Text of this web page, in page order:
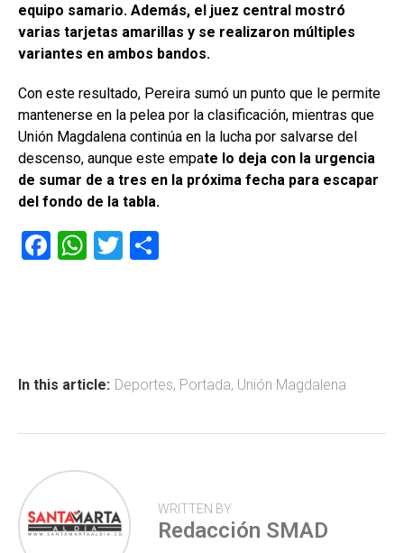
equipo samario. Además, el juez central mostró
varias tarjetas amarillas y se realizaron múltiples
variantes en ambos bandos.
Con este resultado, Pereira sumó un punto que le permite
mantenerse en la pelea por la clasificación, mientras que
Unión Magdalena continúa en la lucha por salvarse del
descenso, aunque este empate lo deja con la urgencia
de sumar de a tres en la próxima fecha para escapar
del fondo de la tabla.
F
ok
W
p
T
tir
In this article: Deportes, Portada, Unión Magdalena
WRITTEN BY
Redacción SMAD